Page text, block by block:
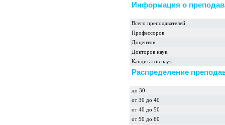
Информация о
Всего преподавателей
Профессоров
Доцентов
Докторов наук
Кандитатов наук
Распределение
до 30
от 30 до 40
от 40 до 50
от 50 до 60